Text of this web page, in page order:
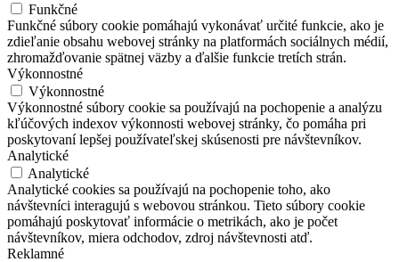
Funkčné
Funkčné súbory cookie pomáhajú vykonávať určité funkcie, ako je
zdieľanie obsahu webovej stránky na platformách sociálnych médií,
zhromažďovanie spätnej väzby a ďalšie funkcie tretích strán.
Výkonnostné
Výkonnostné
Výkonnostné súbory cookie sa používajú na pochopenie a analýzu
kľúčových indexov výkonnosti webovej stránky, čo pomáha pri
poskytovaní lepšej používateľskej skúsenosti pre návštevníkov.
Analytické
Analytické
Analytické cookies sa používajú na pochopenie toho, ako
návštevníci interagujú s webovou stránkou. Tieto súbory cookie
pomáhajú poskytovať informácie o metrikách, ako je počet
návštevníkov, miera odchodov, zdroj návštevnosti atď.
Reklamné